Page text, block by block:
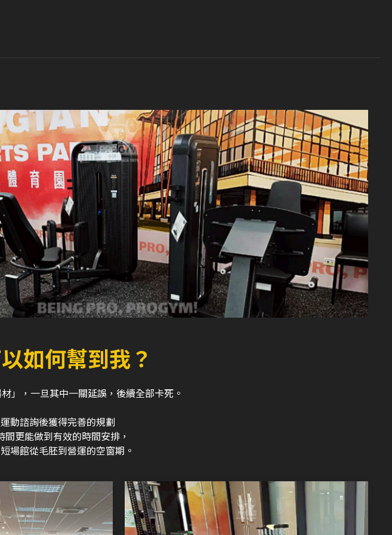
如何幫到我？
」，一旦其中一關延誤，後續全部卡死。
動諮詢後獲得完善的規劃
間更能做到有效的時間安排，
場館從毛胚到營運的空窗期。